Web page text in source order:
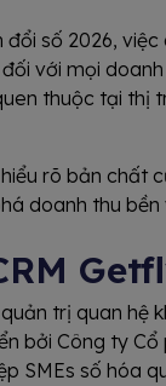
số 2026,
với mọi
thuộc tại thị
rõ bản chất
doanh thu bền
trị quan hệ
bởi Công ty
SMEs số hóa